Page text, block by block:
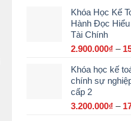
Khóa Học Kế
Hành Đọc
Tài Chính
2.900.000₫ –
Khóa học kế
chính sự
cấp 2
3.200.000₫ –